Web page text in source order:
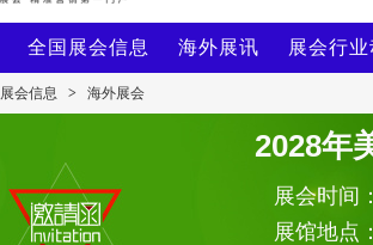
全国展会信息 海外展讯 展会行
展会信息 > 海外展会
2028年
展会时间
展馆地点